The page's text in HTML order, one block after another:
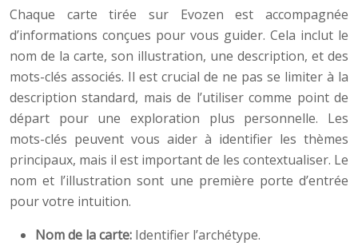
Chaque carte tirée sur Evozen est accompagnée
d’informations conçues pour vous guider. Cela inclut le
nom de la carte, son illustration, une description, et des
mots-clés associés. Il est crucial de ne pas se limiter à la
description standard, mais de l’utiliser comme point de
départ pour une exploration plus personnelle. Les
mots-clés peuvent vous aider à identifier les thèmes
principaux, mais il est important de les contextualiser. Le
nom et l’illustration sont une première porte d’entrée
pour votre intuition.
Nom de la carte: Identifier l’archétype.